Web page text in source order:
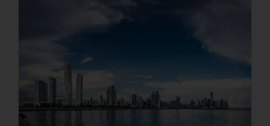
Razones para invertir en la
venta de casas en Panamá
Oeste